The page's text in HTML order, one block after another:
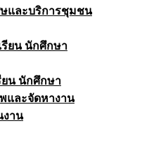
ษและบริการชุมชน
รียน นักศึกษา
ยน นักศึกษา
และจัดหางาน
งาน